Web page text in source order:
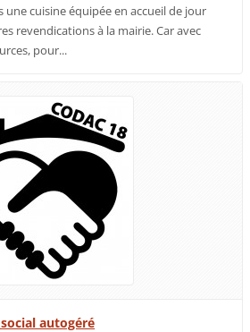
une cuisine équipée en accueil de jour
revendications à la mairie. Car avec
pour...
autogéré